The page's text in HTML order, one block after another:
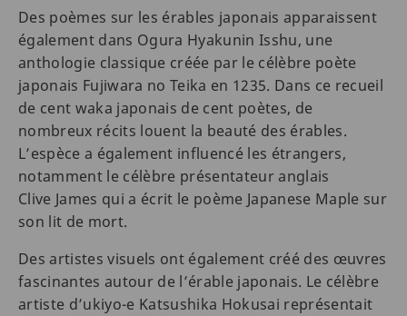
Des poèmes sur les érables japonais apparaissent
également dans Ogura Hyakunin Isshu, une
anthologie classique créée par le célèbre poète
japonais Fujiwara no Teika en 1235. Dans ce recueil
de cent waka japonais de cent poètes, de
nombreux récits louent la beauté des érables.
L’espèce a également influencé les étrangers,
notamment le célèbre présentateur anglais
Clive James qui a écrit le poème Japanese Maple sur
son lit de mort.
Des artistes visuels ont également créé des œuvres
fascinantes autour de l’érable japonais. Le célèbre
artiste d’ukiyo-e Katsushika Hokusai représentait